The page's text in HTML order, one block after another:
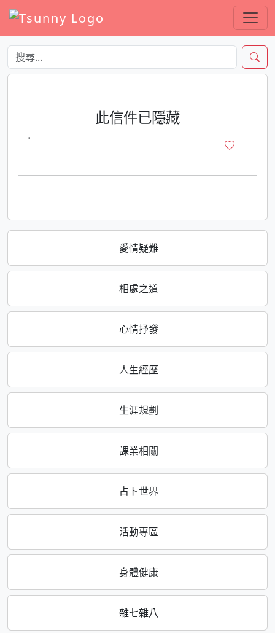
愛情疑難
相處之道
心情抒發
人生經歷
生涯規劃
課業相關
占卜世界
活動專區
身體健康
雜七雜八
此信件已隱藏
·